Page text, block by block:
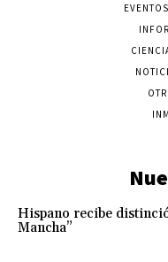
Hispano recibe
Mancha”